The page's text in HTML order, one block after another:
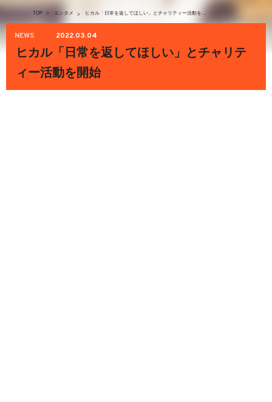
TOP > エンタメ > ヒカル「日常を返してほしい」とチャリティー活動を開始
NEWS 2022.03.04
ヒカル「日常を返してほしい」とチャリテ
ィー活動を開始